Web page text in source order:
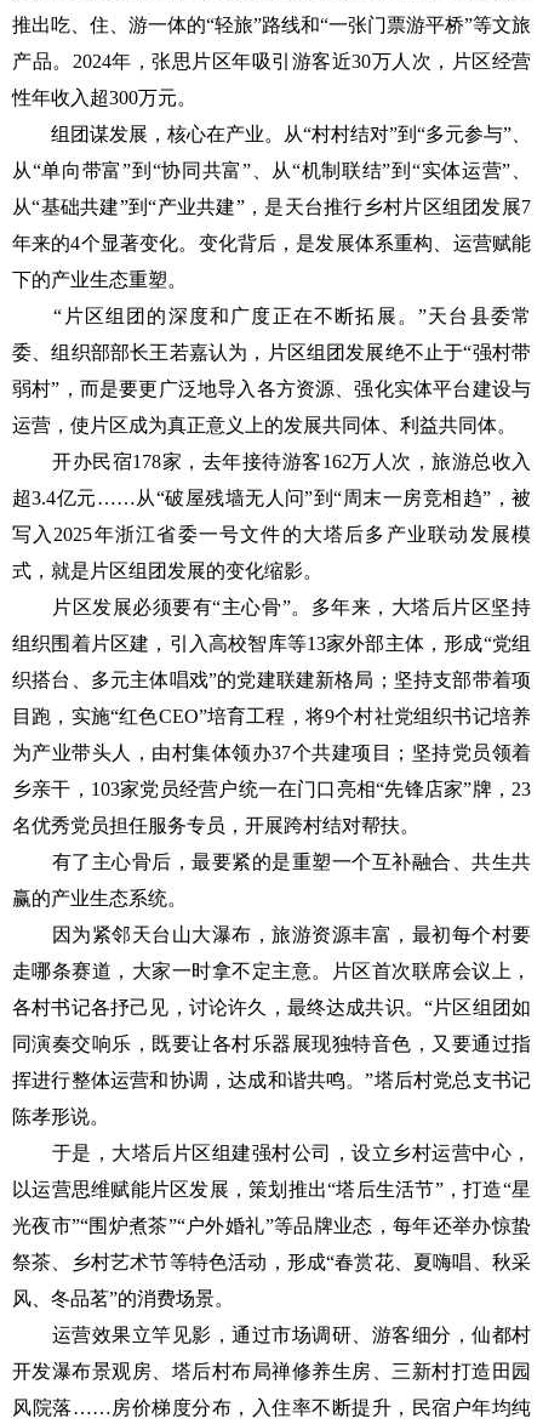
推出吃、住、游一体的“轻旅”路线和“一张门票游平桥”等文旅
产品。2024年，张思片区年吸引游客近30万人次，片区经营
性年收入超300万元。
组团谋发展，核心在产业。从“村村结对”到“多元参与”、
从“单向带富”到“协同共富”、从“机制联结”到“实体运营”、
从“基础共建”到“产业共建”，是天台推行乡村片区组团发展7
年来的4个显著变化。变化背后，是发展体系重构、运营赋能
下的产业生态重塑。
“片区组团的深度和广度正在不断拓展。”天台县委常
委、组织部部长王若嘉认为，片区组团发展绝不止于“强村带
弱村”，而是要更广泛地导入各方资源、强化实体平台建设与
运营，使片区成为真正意义上的发展共同体、利益共同体。
开办民宿178家，去年接待游客162万人次，旅游总收入
超3.4亿元……从“破屋残墙无人问”到“周末一房竞相趋”，被
写入2025年浙江省委一号文件的大塔后多产业联动发展模
式，就是片区组团发展的变化缩影。
片区发展必须要有“主心骨”。多年来，大塔后片区坚持
组织围着片区建，引入高校智库等13家外部主体，形成“党组
织搭台、多元主体唱戏”的党建联建新格局；坚持支部带着项
目跑，实施“红色CEO”培育工程，将9个村社党组织书记培养
为产业带头人，由村集体领办37个共建项目；坚持党员领着
乡亲干，103家党员经营户统一在门口亮相“先锋店家”牌，23
名优秀党员担任服务专员，开展跨村结对帮扶。
有了主心骨后，最要紧的是重塑一个互补融合、共生共
赢的产业生态系统。
因为紧邻天台山大瀑布，旅游资源丰富，最初每个村要
走哪条赛道，大家一时拿不定主意。片区首次联席会议上，
各村书记各抒己见，讨论许久，最终达成共识。“片区组团如
同演奏交响乐，既要让各村乐器展现独特音色，又要通过指
挥进行整体运营和协调，达成和谐共鸣。”塔后村党总支书记
陈孝形说。
于是，大塔后片区组建强村公司，设立乡村运营中心，
以运营思维赋能片区发展，策划推出“塔后生活节”，打造“星
光夜市”“围炉煮茶”“户外婚礼”等品牌业态，每年还举办惊蛰
祭茶、乡村艺术节等特色活动，形成“春赏花、夏嗨唱、秋采
风、冬品茗”的消费场景。
运营效果立竿见影，通过市场调研、游客细分，仙都村
开发瀑布景观房、塔后村布局禅修养生房、三新村打造田园
风院落……房价梯度分布，入住率不断提升，民宿户年均纯